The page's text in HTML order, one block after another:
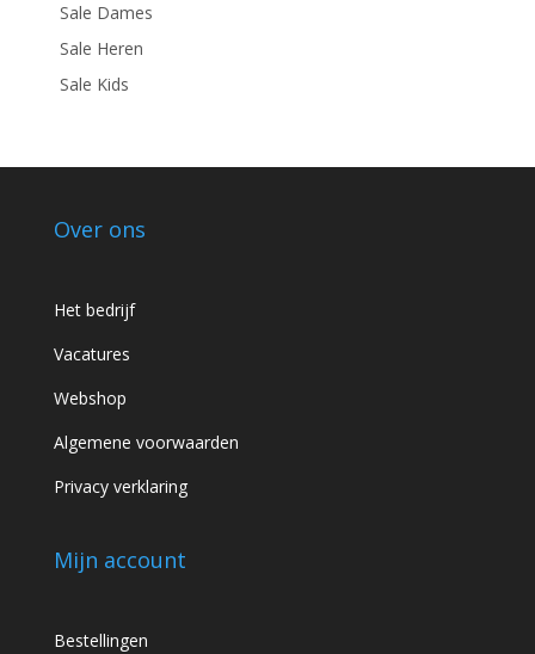
Sale Dames
Sale Heren
Sale Kids
Over ons
Het bedrijf
Vacatures
Webshop
Algemene voorwaarden
Privacy verklaring
Mijn account
Bestellingen